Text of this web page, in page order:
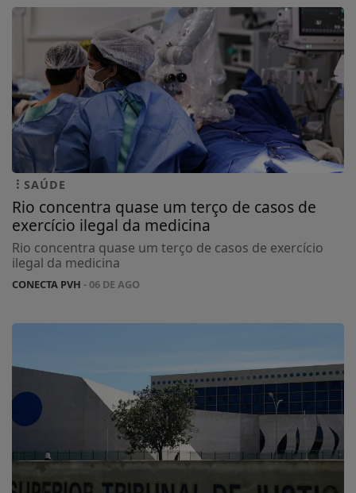
SAÚDE
Rio concentra quase um terço de casos de
exercício ilegal da medicina
Rio concentra quase um terço de casos de exercício
ilegal da medicina
CONECTA PVH - 06 DE AGO